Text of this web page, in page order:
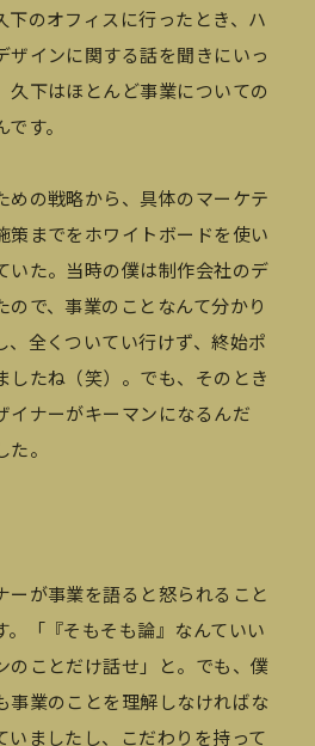
下のオフィスに行ったとき、ハ
ザインに関する話を聞きにいっ
久下はほとんど事業についての
す。
めの戦略から、具体のマーケテ
策までをホワイトボードを使い
いた。当時の僕は制作会社のデ
ので、事業のことなんて分かり
、全くついてい行けず、終始ポ
したね（笑）。でも、そのとき
イナーがキーマンになるんだ
。
ーが事業を語ると怒られること
。「『そもそも論』なんていい
のことだけ話せ」と。でも、僕
事業のことを理解しなければな
いましたし、こだわりを持って